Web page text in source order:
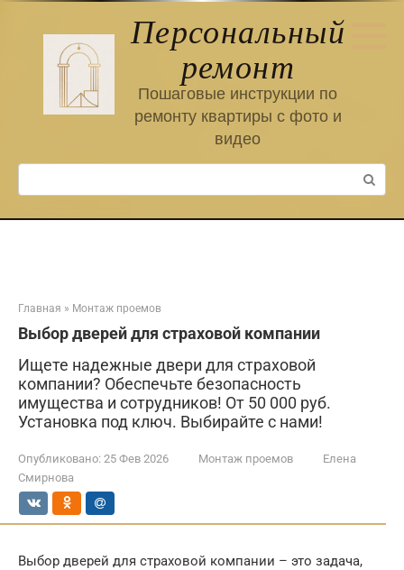
Персональный
ремонт
Пошаговые инструкции по
ремонту квартиры с фото и
видео
Поиск:
Главная » Монтаж проемов
Выбор дверей для страховой компании
Ищете надежные двери для страховой
компании? Обеспечьте безопасность
имущества и сотрудников! От 50 000 руб.
Установка под ключ. Выбирайте с нами!
Опубликовано: 25 Фев 2026 Монтаж проемов
Елена
Смирнова
Выбор дверей для страховой компании – это задача,